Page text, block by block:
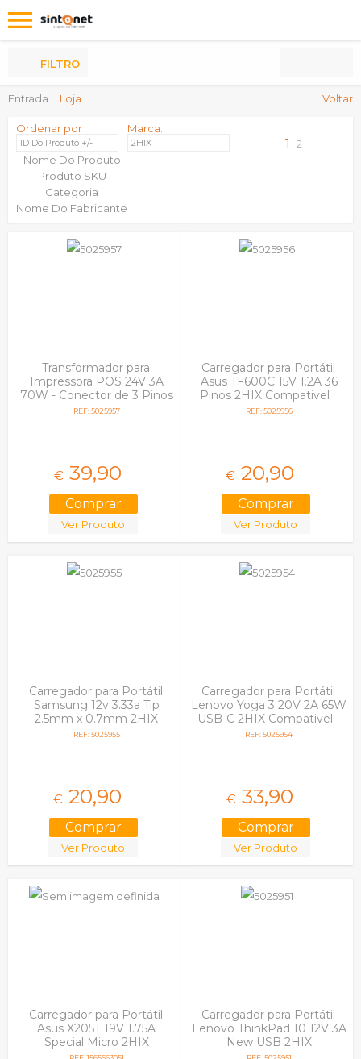
Entrada Loja Voltar
FILTRO
Ordenar por
ID Do Produto +/-
Nome Do Produto
Produto SKU
Categoria
Nome Do Fabricante
Marca:
2HIX 1 2
Transformador para
Impressora POS 24V 3A
70W - Conector de 3 Pinos
Compativel
REF: 5025957
€ 39,90
Ver Produto
Carregador para Portátil
Asus TF600C 15V 1.2A 36
Pinos 2HIX Compativel
REF: 5025956
€ 20,90
Ver Produto
Carregador para Portátil
Samsung 12v 3.33a Tip
2.5mm x 0.7mm 2HIX
Compativel
REF: 5025955
€ 20,90
Ver Produto
Carregador para Portátil
Lenovo Yoga 3 20V 2A 65W
USB-C 2HIX Compativel
REF: 5025954
€ 33,90
Ver Produto
Carregador para Portátil
Asus X205T 19V 1.75A
Special Micro 2HIX
Compativel
Carregador para Portátil
Lenovo ThinkPad 10 12V 3A
New USB 2HIX
Compativel